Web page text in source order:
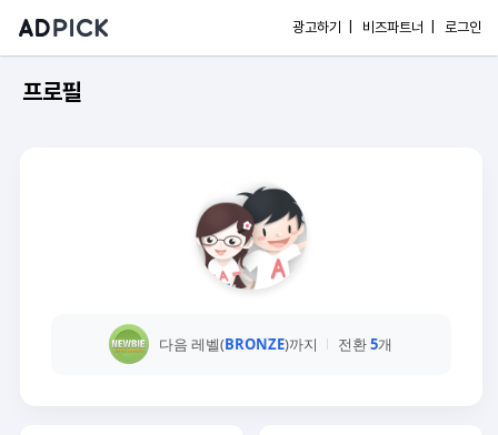
광고하기 | 비즈파트너 | 로그인
프로필
다음 레벨(BRONZE)까지 전환5개